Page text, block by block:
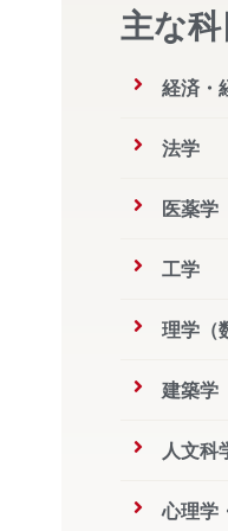
主な
経済・
法学
医薬学
工学
理学（
建築学
人文科
心理学